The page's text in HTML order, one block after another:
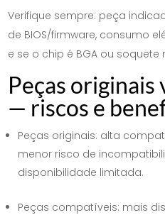
Verifique sempre: peça
de BIOS/firmware, consumo
e se o chip é BGA ou soquete
Peças originais
— riscos e
Peças originais: alta
menor risco de
disponibilidade limitada.
Peças compatíveis: mais